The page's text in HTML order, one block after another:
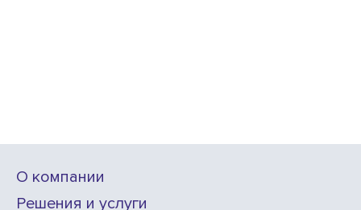
О компании
Решения и услуги